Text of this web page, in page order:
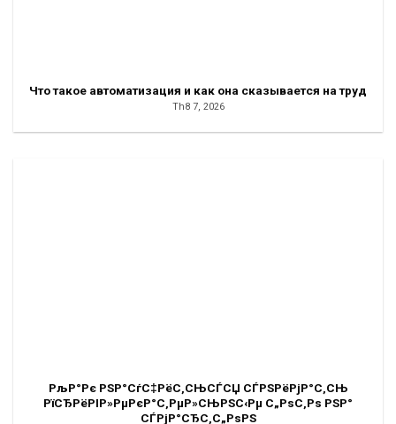
Что такое автоматизация и как она сказывается на труд
Th8 7, 2026
РљР°Рє РЅР°СѓС‡РёС‚СЊСЃСЏ СЃРЅРёРјР°С‚СЊ
РїСЂРёРІР»РµРєР°С‚РµР»СЊРЅС‹Рµ С„РѕС‚Рѕ РЅР°
СЃРјР°СЂС‚С„РѕРЅ